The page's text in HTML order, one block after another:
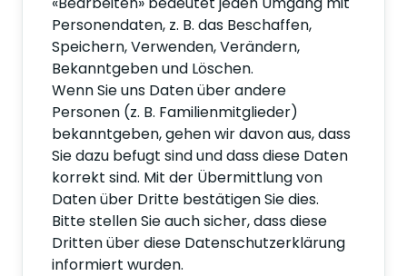
Personendaten, z. B. das Beschaffen,
Speichern, Verwenden, Verändern,
Bekanntgeben und Löschen.
Wenn Sie uns Daten über andere
Personen (z. B. Familienmitglieder)
bekanntgeben, gehen wir davon aus, dass
Sie dazu befugt sind und dass diese Daten
korrekt sind. Mit der Übermittlung von
Daten über Dritte bestätigen Sie dies.
Bitte stellen Sie auch sicher, dass diese
Dritten über diese Datenschutzerklärung
informiert wurden.